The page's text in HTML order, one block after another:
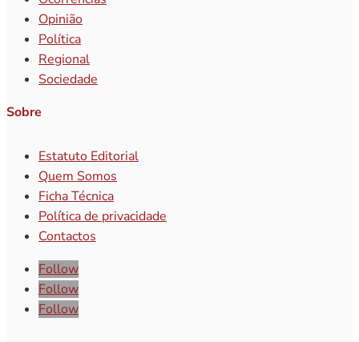
Opinião
Política
Regional
Sociedade
Sobre
Estatuto Editorial
Quem Somos
Ficha Técnica
Política de privacidade
Contactos
Follow
Follow
Follow